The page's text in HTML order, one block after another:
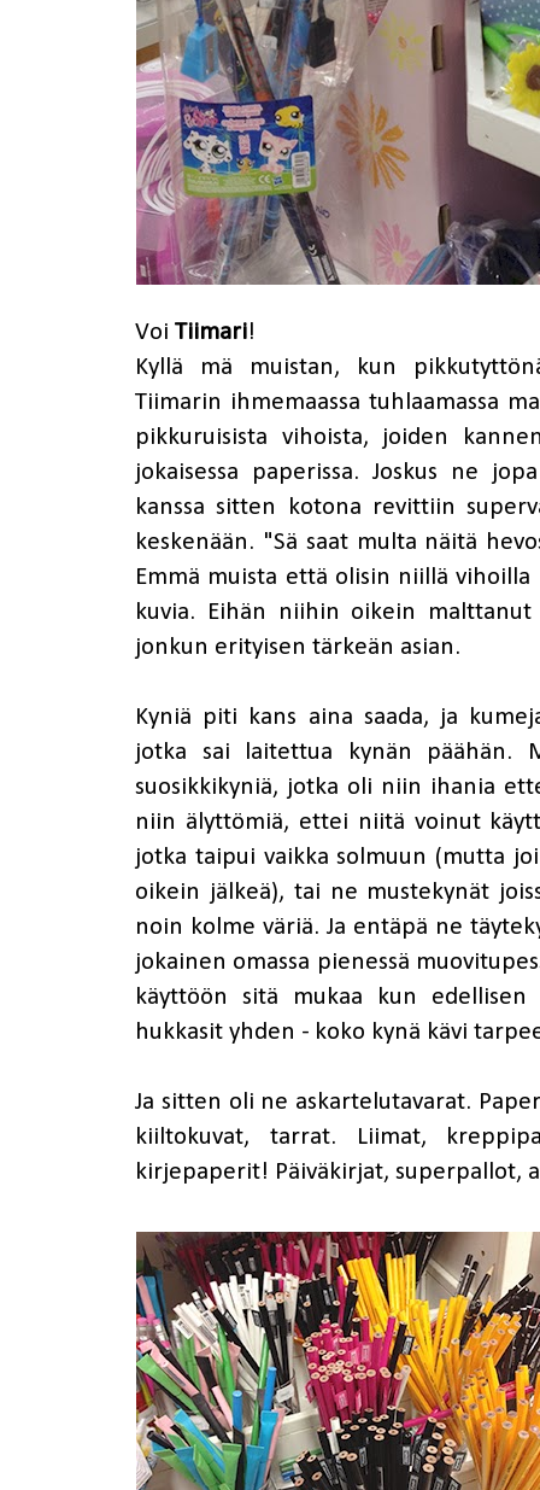
Voi Tiimari!
Kyllä mä muistan, kun
Tiimarin ihmemaassa tuhlaamassa
pikkuruisista vihoista, joiden
jokaisessa paperissa. Joskus ne
kanssa sitten kotona revittiin
keskenään. "Sä saat multa näitä
Emmä muista että olisin niillä
kuvia. Eihän niihin oikein
jonkun erityisen tärkeän asian.
Kyniä piti kans aina saada, ja
jotka sai laitettua kynän päähän.
suosikkikyniä, jotka oli niin ihania
niin älyttömiä, ettei niitä voinut
jotka taipui vaikka solmuun (mutta
oikein jälkeä), tai ne mustekynät
noin kolme väriä. Ja entäpä ne
jokainen omassa pienessä
käyttöön sitä mukaa kun
hukkasit yhden - koko kynä kävi
Ja sitten oli ne askartelutavarat.
kiiltokuvat, tarrat. Liimat,
kirjepaperit! Päiväkirjat,